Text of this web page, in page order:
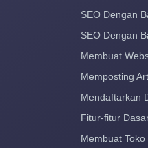
SEO Dengan
SEO Dengan
Membuat
Memposting
Mendaftarkan
Fitur-fitur
Membuat